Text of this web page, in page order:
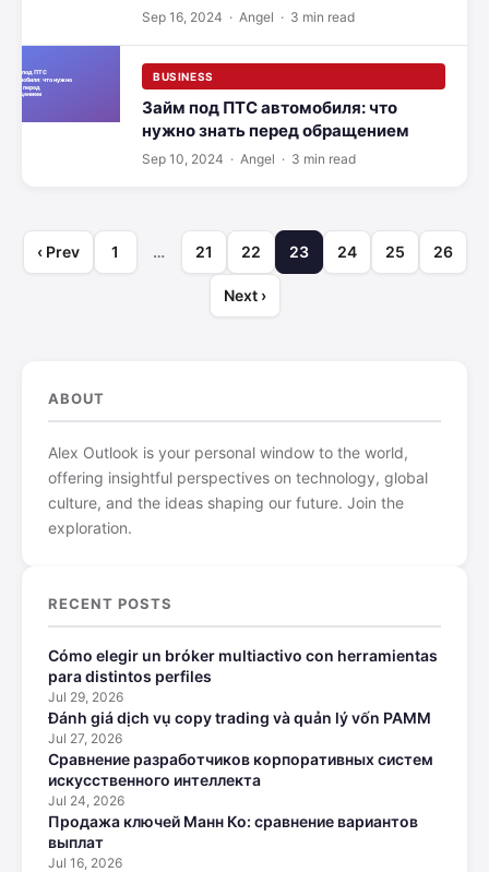
свадьбу в СПб
Sep 16, 2024 · Angel · 3 min read
BUSINESS
Займ под ПТС автомобиля: что
нужно знать перед обращением
Sep 10, 2024 · Angel · 3 min read
‹ Prev 1 … 21 22 23 24 25 26
Next ›
ABOUT
Alex Outlook is your personal window to the world,
offering insightful perspectives on technology, global
culture, and the ideas shaping our future. Join the
exploration.
RECENT POSTS
Cómo elegir un bróker multiactivo con herramientas
para distintos perfiles
Jul 29, 2026
Đánh giá dịch vụ copy trading và quản lý vốn PAMM
Jul 27, 2026
Сравнение разработчиков корпоративных систем
искусственного интеллекта
Jul 24, 2026
Продажа ключей Манн Ко: сравнение вариантов
выплат
Jul 16, 2026